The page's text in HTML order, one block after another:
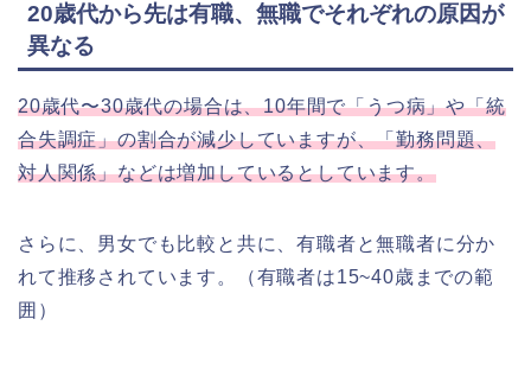
20歳代から先は有職、無職でそれぞれの原因が
異なる
20歳代〜30歳代の場合は、10年間で「うつ病」や「統
合失調症」の割合が減少していますが、「勤務問題、
対人関係」などは増加しているとしています。
さらに、男女でも比較と共に、有職者と無職者に分か
れて推移されています。（有職者は15~40歳までの範
囲）